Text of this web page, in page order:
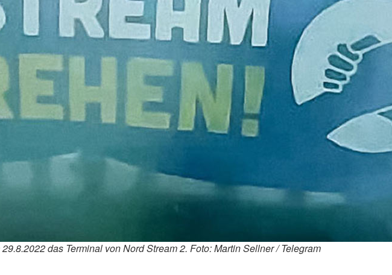
das Terminal von Nord Stream 2. Foto: Martin Sellner / Telegram